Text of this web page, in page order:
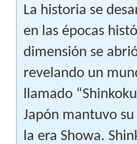
La historia se
en las épocas
dimensión se
revelando un
llamado
Japón mantuvo
la era Showa.